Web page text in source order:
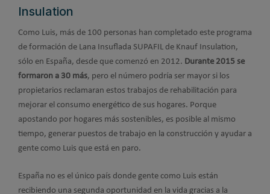
Insulation
Como Luis, más de 100 personas han completado este programa
de formación de Lana Insuflada SUPAFIL de Knauf Insulation,
sólo en España, desde que comenzó en 2012. Durante 2015 se
formaron a 30 más, pero el número podría ser mayor si los
propietarios reclamaran estos trabajos de rehabilitación para
mejorar el consumo energético de sus hogares. Porque
apostando por hogares más sostenibles, es posible al mismo
tiempo, generar puestos de trabajo en la construcción y ayudar a
gente como Luis que está en paro.
España no es el único país donde gente como Luis están
recibiendo una segunda oportunidad en la vida gracias a la